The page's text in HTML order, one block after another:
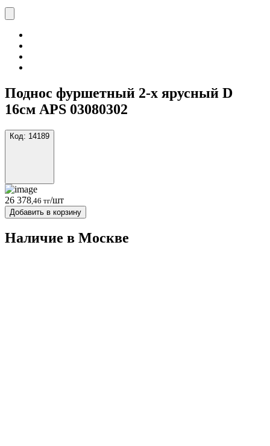
Поднос фуршетный 2-х ярусный D
16см APS 03080302
Код: 14189
26 378 ,46 тг/шт
Добавить в корзину
Наличие в Москвe